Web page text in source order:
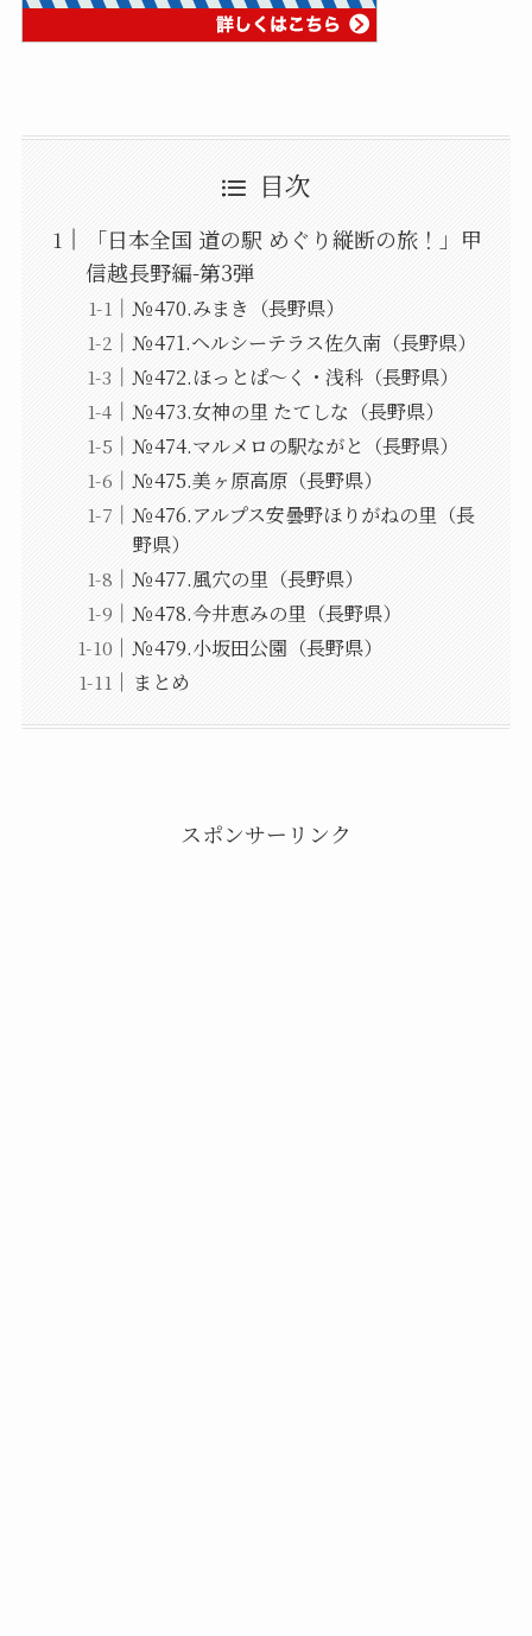
目次
「日本全国 道の駅 めぐり縦断の旅！」甲
信越長野編-第3弾
№470.みまき（長野県）
№471.ヘルシーテラス佐久南（長野県）
№472.ほっとぱ〜く・浅科（長野県）
№473.女神の里 たてしな（長野県）
№474.マルメロの駅ながと（長野県）
№475.美ヶ原高原（長野県）
№476.アルプス安曇野ほりがねの里（長
野県）
№477.風穴の里（長野県）
№478.今井恵みの里（長野県）
№479.小坂田公園（長野県）
まとめ
スポンサーリンク